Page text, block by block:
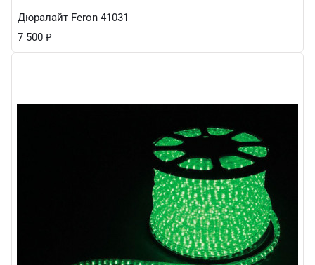
Дюралайт Feron 41031
7 500 ₽